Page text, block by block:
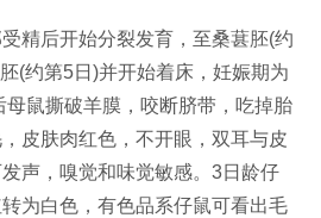
精后开始分裂发育，至桑葚胚(约
(约第5日)并开始着床，妊娠期为
鼠撕破羊膜，咬断脐带，吃掉胎
皮肤肉红色，不开眼，双耳与皮
声，嗅觉和味觉敏感。3日龄仔
为白色，有色品系仔鼠可看出毛